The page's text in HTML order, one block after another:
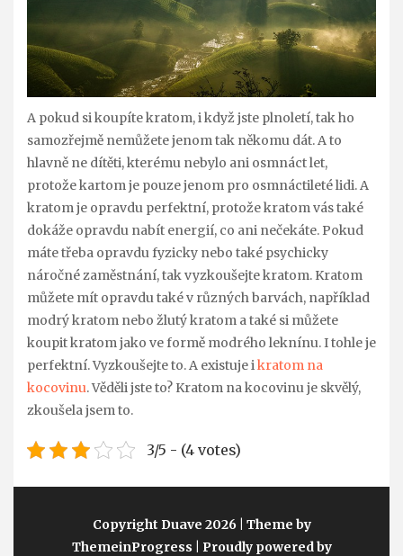
A pokud si koupíte kratom, i když jste plnoletí, tak ho
samozřejmě nemůžete jenom tak někomu dát. A to
hlavně ne dítěti, kterému nebylo ani osmnáct let,
protože kartom je pouze jenom pro osmnáctileté lidi. A
kratom je opravdu perfektní, protože kratom vás také
dokáže opravdu nabít energií, co ani nečekáte. Pokud
máte třeba opravdu fyzicky nebo také psychicky
náročné zaměstnání, tak vyzkoušejte kratom. Kratom
můžete mít opravdu také v různých barvách, například
modrý kratom nebo žlutý kratom a také si můžete
koupit kratom jako ve formě modrého leknínu. I tohle je
perfektní. Vyzkoušejte to. A existuje ikratom na
kocovinu. Věděli jste to? Kratom na kocovinu je skvělý,
zkoušela jsem to.
3/5 - (4 votes)
Copyright Duave 2026
| Theme by
ThemeinProgress
| Proudly powered by